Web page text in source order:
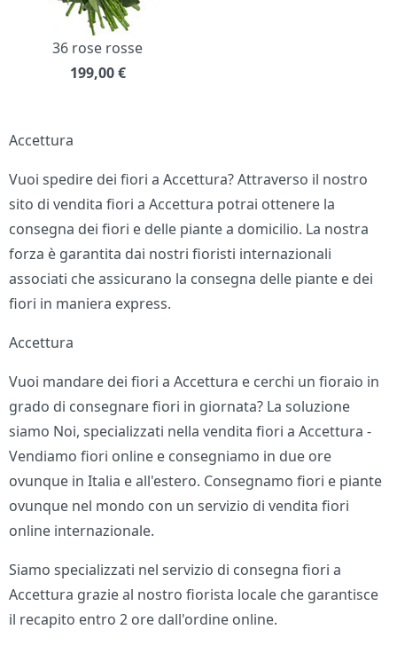
36 rose rosse
199,00 €
Accettura
Vuoi spedire dei fiori a Accettura? Attraverso il nostro
sito di vendita fiori a Accettura potrai ottenere la
consegna dei fiori e delle piante a domicilio. La nostra
forza è garantita dai nostri fioristi internazionali
associati che assicurano la consegna delle piante e dei
fiori in maniera express.
Accettura
Vuoi mandare dei fiori a Accettura e cerchi un fioraio in
grado di consegnare fiori in giornata? La soluzione
siamo Noi, specializzati nella vendita fiori a Accettura -
Vendiamo fiori online e consegniamo in due ore
ovunque in Italia e all'estero. Consegnamo fiori e piante
ovunque nel mondo con un servizio di vendita fiori
online internazionale.
Siamo specializzati nel servizio di consegna fiori a
Accettura grazie al nostro fiorista locale che garantisce
il recapito entro 2 ore dall'ordine online.